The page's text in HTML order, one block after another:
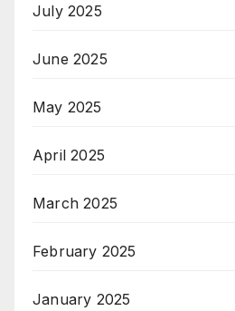
July 2025
June 2025
May 2025
April 2025
March 2025
February 2025
January 2025